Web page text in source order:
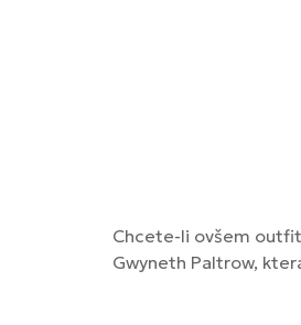
Chcete-li ovšem
Gwyneth Paltrow,